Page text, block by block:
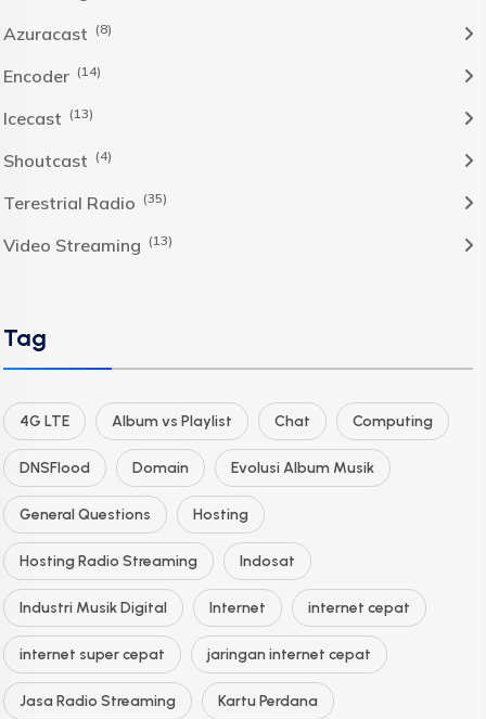
Azuracast (8)
Encoder (14)
Icecast (13)
Shoutcast (4)
Terestrial Radio (35)
Video Streaming (13)
Tag
4G LTE Album vs Playlist Chat Computing
DNSFlood Domain Evolusi Album Musik
General Questions Hosting
Hosting Radio Streaming Indosat
Industri Musik Digital Internet internet cepat
internet super cepat jaringan internet cepat
Jasa Radio Streaming Kartu Perdana